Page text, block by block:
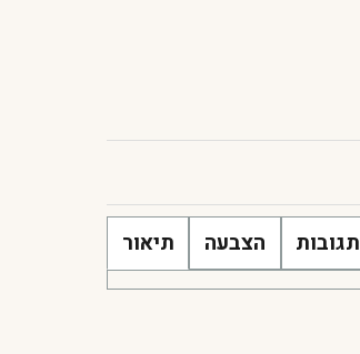
תיאור הצבעה תגובות